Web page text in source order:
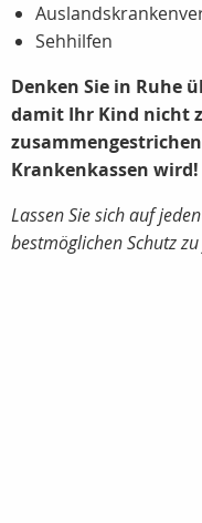
Sehhilfen
Denken Sie in Ruhe
damit Ihr Kind nicht
Krankenkassen wird!
Lassen Sie sich auf
bestmöglichen Schutz